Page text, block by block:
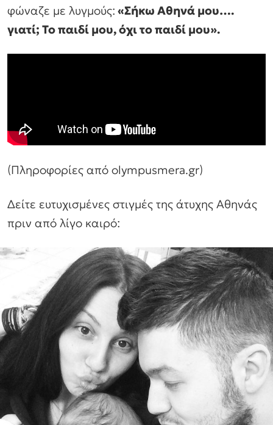
φώναζε με λυγμούς: «Σήκω Αθηνά μου….
γιατί; Το παιδί μου, όχι το παιδί μου».
(Πληροφορίες από olympusmera.gr)
Δείτε ευτυχισμένες στιγμές της άτυχης Αθηνάς
πριν από λίγο καιρό: